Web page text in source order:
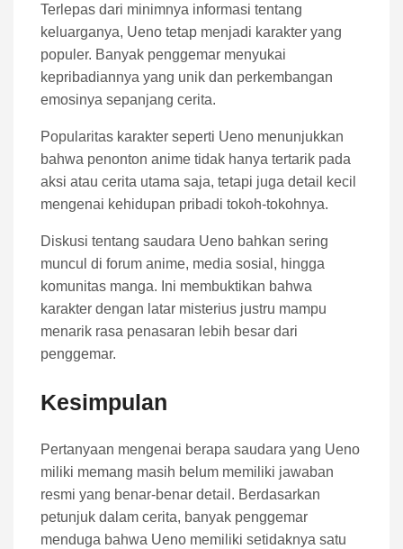
Terlepas dari minimnya informasi tentang
keluarganya, Ueno tetap menjadi karakter yang
populer. Banyak penggemar menyukai
kepribadiannya yang unik dan perkembangan
emosinya sepanjang cerita.
Popularitas karakter seperti Ueno menunjukkan
bahwa penonton anime tidak hanya tertarik pada
aksi atau cerita utama saja, tetapi juga detail kecil
mengenai kehidupan pribadi tokoh-tokohnya.
Diskusi tentang saudara Ueno bahkan sering
muncul di forum anime, media sosial, hingga
komunitas manga. Ini membuktikan bahwa
karakter dengan latar misterius justru mampu
menarik rasa penasaran lebih besar dari
penggemar.
Kesimpulan
Pertanyaan mengenai berapa saudara yang Ueno
miliki memang masih belum memiliki jawaban
resmi yang benar-benar detail. Berdasarkan
petunjuk dalam cerita, banyak penggemar
menduga bahwa Ueno memiliki setidaknya satu